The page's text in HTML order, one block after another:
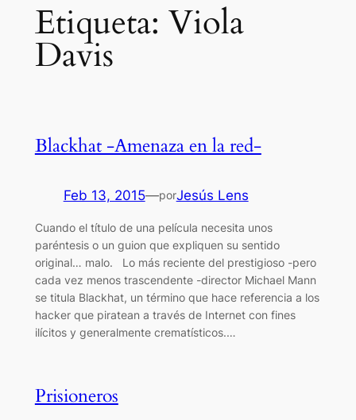
Etiqueta: Viola
Davis
Blackhat -Amenaza en la red-
Feb 13, 2015—porJesús Lens
Cuando el título de una película necesita unos
paréntesis o un guion que expliquen su sentido
original… malo. Lo más reciente del prestigioso -pero
cada vez menos trascendente -director Michael Mann
se titula Blackhat, un término que hace referencia a los
hacker que piratean a través de Internet con fines
ilícitos y generalmente crematísticos.…
Prisioneros